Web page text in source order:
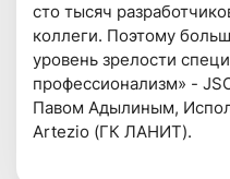
сто тысяч
коллеги. Поэтому
уровень зрелости
профессионализм» -
Павом Адылиным,
Artezio (ГК ЛАНИТ).